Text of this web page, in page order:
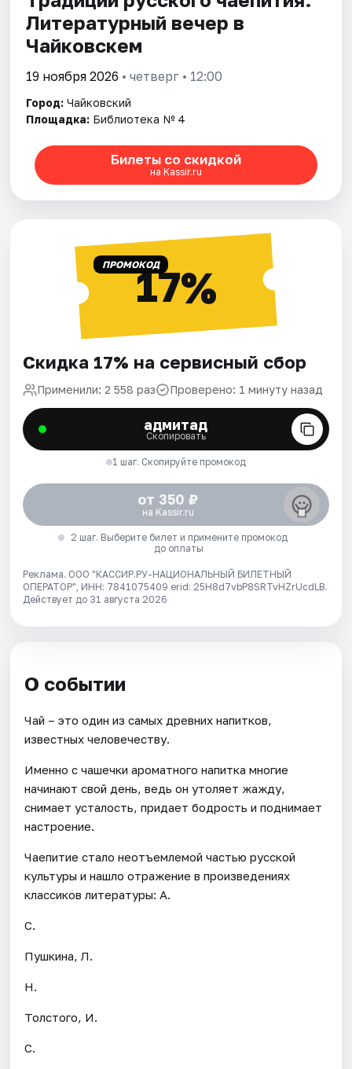
Литературный вечер в
Чайковскем
19 ноября 2026 • четверг • 12:00
Город: Чайковский
Площадка: Библиотека № 4
Билеты со скидкой
на Kassir.ru
ПРОМОКОД17%
Скидка 17% на сервисный сбор
Применили: 2 558 раз Проверено: 1 минуту назад
адмитад
Скопировать
1 шаг. Скопируйте промокод
от 350 ₽
на Kassir.ru
2 шаг. Выберите билет и примените промокод
до оплаты
Реклама. ООО "КАССИР.РУ-НАЦИОНАЛЬНЫЙ БИЛЕТНЫЙ
ОПЕРАТОР", ИНН: 7841075409 erid: 25H8d7vbP8SRTvHZrUcdLB.
Действует до 31 августа 2026
О событии
Чай – это один из самых древних напитков,
известных человечеству.
Именно с чашечки ароматного напитка многие
начинают свой день, ведь он утоляет жажду,
снимает усталость, придает бодрость и поднимает
настроение.
Чаепитие стало неотъемлемой частью русской
культуры и нашло отражение в произведениях
классиков литературы: А.
С.
Пушкина, Л.
Н.
Толстого, И.
С.